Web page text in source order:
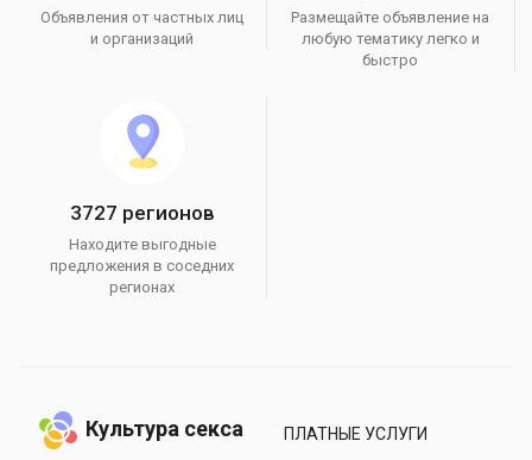
Объявления от частных лиц
и организаций
Размещайте объявление на
любую тематику легко и
быстро
3727 регионов
Находите выгодные
предложения в соседних
регионах
Культура секса
ПЛАТНЫЕ УСЛУГИ